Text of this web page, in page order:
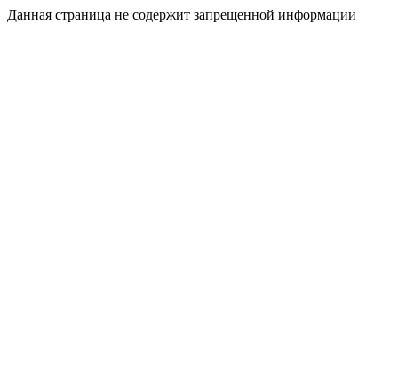
Данная страница не содержит запрещенной информации